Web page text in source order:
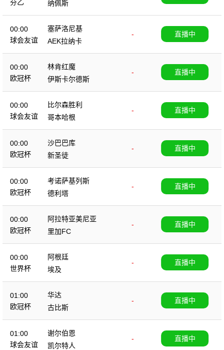
芬乙
纳佩斯
00:00
球会友谊
塞萨洛尼基
-
AEK拉纳卡
直播中
00:00
欧冠杯
林肯红魔
-
伊斯卡尔德斯
直播中
00:00
球会友谊
比尔森胜利
-
哥本哈根
直播中
00:00
欧冠杯
沙巴巴库
-
新圣徒
直播中
00:00
欧冠杯
考诺萨基列斯
-
德利塔
直播中
00:00
欧冠杯
阿拉特亚美尼亚
-
里加FC
直播中
00:00
世界杯
阿根廷
-
埃及
直播中
01:00
欧冠杯
华达
-
古比斯
直播中
01:00
球会友谊
谢尔伯恩
-
凯尔特人
直播中